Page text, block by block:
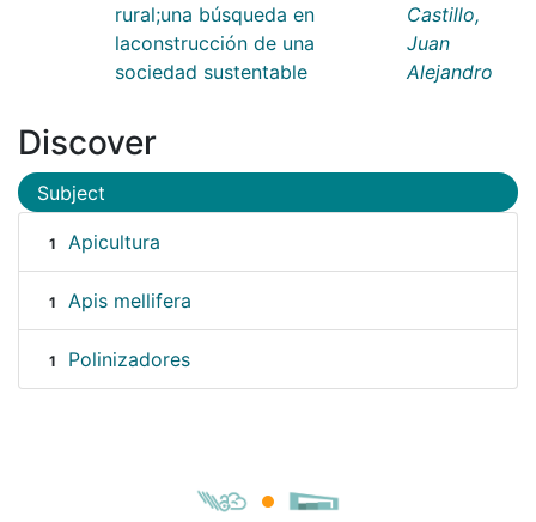
rural;una búsqueda en
laconstrucción de una
sociedad sustentable
Castillo,
Juan
Alejandro
Discover
Subject
1 Apicultura
1 Apis mellifera
1 Polinizadores